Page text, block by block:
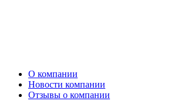
О компании
Новости компании
Отзывы о компании